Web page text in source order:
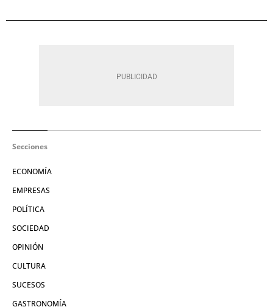
Secciones
ECONOMÍA
EMPRESAS
POLÍTICA
SOCIEDAD
OPINIÓN
CULTURA
SUCESOS
GASTRONOMÍA